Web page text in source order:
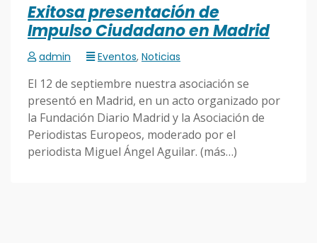
Exitosa presentación de
Impulso Ciudadano en Madrid
admin Eventos, Noticias
El 12 de septiembre nuestra asociación se
presentó en Madrid, en un acto organizado por
la Fundación Diario Madrid y la Asociación de
Periodistas Europeos, moderado por el
periodista Miguel Ángel Aguilar. (más…)